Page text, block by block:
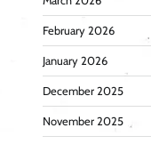
February 2026
January 2026
December 2025
November 2025